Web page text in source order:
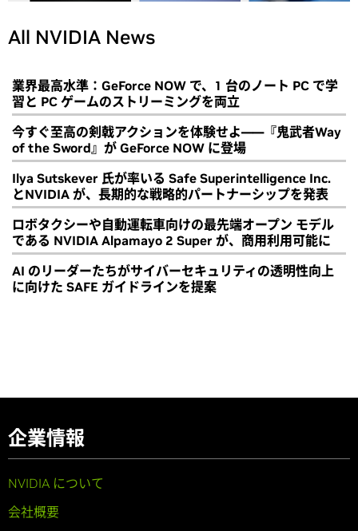
All NVIDIA News
業界最高水準：GeForce NOW で、1 台のノート PC で学
習と PC ゲームのストリーミングを両立
今すぐ至高の剣戟アクションを体験せよ――『鬼武者Way
of the Sword』が GeForce NOW に登場
Ilya Sutskever 氏が率いる Safe Superintelligence Inc.
とNVIDIA が、長期的な戦略的パートナーシップを発表
ロボタクシーや自動運転車向けの最先端オープン モデル
である NVIDIA Alpamayo 2 Super が、商用利用可能に
AI のリーダーたちがサイバーセキュリティの透明性向上
に向けた SAFE ガイドラインを提案
企業情報
NVIDIA について
会社概要